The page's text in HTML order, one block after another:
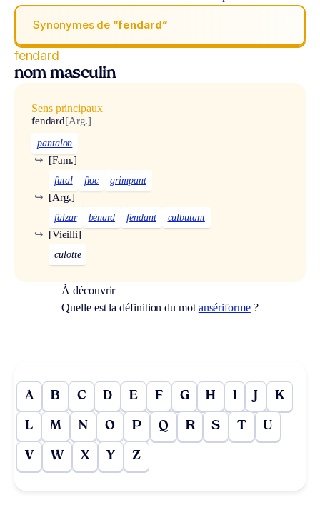
Synonymes de “fendard“
fendard
nom masculin
Sens principaux
fendard[Arg.]
pantalon
[Fam.]
↪
futal froc grimpant
[Arg.]
↪
falzar bénard fendant culbutant
[Vieilli]
↪
culotte
À découvrir
Quelle est la définition du mot ansériforme?
A B C D E F G H I J K
L M N O P Q R S T U
V W X Y Z